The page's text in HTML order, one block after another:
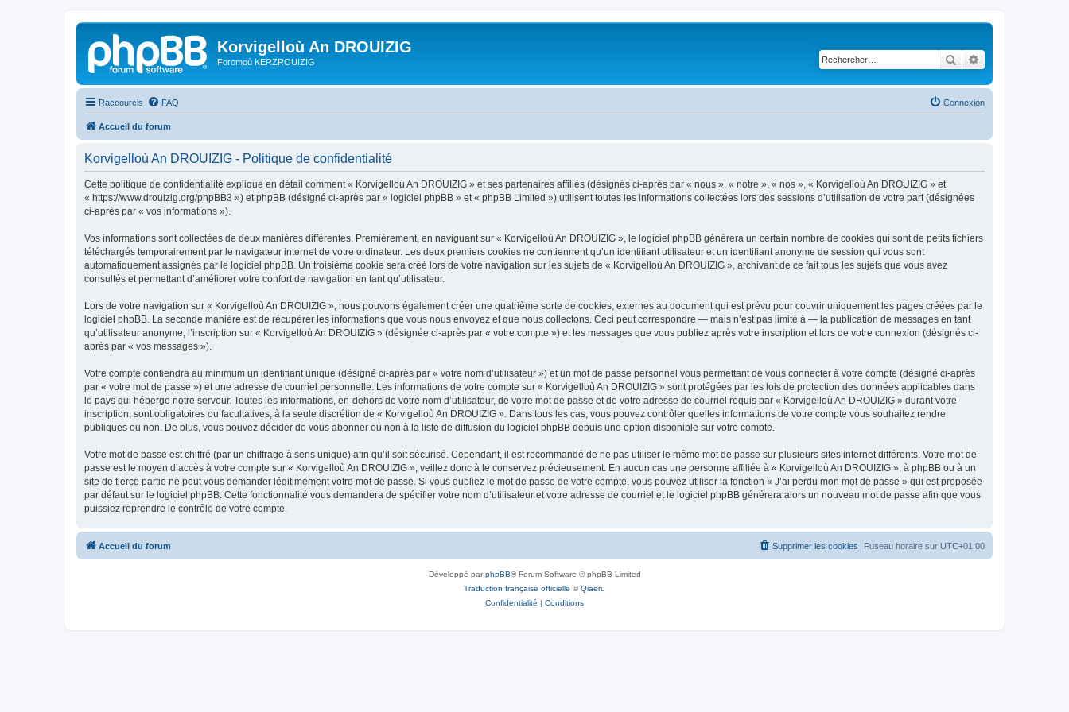
Korvigelloù An DROUIZIG
Foromoù KERZROUIZIG Rechercher
Raccourcis FAQ Connexion
Accueil du forum
Korvigelloù An DROUIZIG - Politique de confidentialité
Cette politique de confidentialité explique en détail comment « Korvigelloù An DROUIZIG » et ses partenaires affiliés (désignés ci-après par « nous », « notre », « nos », « Korvigelloù An DROUIZIG » et
« https://www.drouizig.org/phpBB3 ») et phpBB (désigné ci-après par « logiciel phpBB » et « phpBB Limited ») utilisent toutes les informations collectées lors des sessions d’utilisation de votre part (désignées
ci-après par « vos informations »).
Vos informations sont collectées de deux manières différentes. Premièrement, en naviguant sur « Korvigelloù An DROUIZIG », le logiciel phpBB génèrera un certain nombre de cookies qui sont de petits fichiers
téléchargés temporairement par le navigateur internet de votre ordinateur. Les deux premiers cookies ne contiennent qu’un identifiant utilisateur et un identifiant anonyme de session qui vous sont
automatiquement assignés par le logiciel phpBB. Un troisième cookie sera créé lors de votre navigation sur les sujets de « Korvigelloù An DROUIZIG », archivant de ce fait tous les sujets que vous avez
consultés et permettant d’améliorer votre confort de navigation en tant qu’utilisateur.
Lors de votre navigation sur « Korvigelloù An DROUIZIG », nous pouvons également créer une quatrième sorte de cookies, externes au document qui est prévu pour couvrir uniquement les pages créées par le
logiciel phpBB. La seconde manière est de récupérer les informations que vous nous envoyez et que nous collectons. Ceci peut correspondre — mais n’est pas limité à — la publication de messages en tant
qu’utilisateur anonyme, l’inscription sur « Korvigelloù An DROUIZIG » (désignée ci-après par « votre compte ») et les messages que vous publiez après votre inscription et lors de votre connexion (désignés ci-
après par « vos messages »).
Votre compte contiendra au minimum un identifiant unique (désigné ci-après par « votre nom d’utilisateur ») et un mot de passe personnel vous permettant de vous connecter à votre compte (désigné ci-après
par « votre mot de passe ») et une adresse de courriel personnelle. Les informations de votre compte sur « Korvigelloù An DROUIZIG » sont protégées par les lois de protection des données applicables dans
le pays qui héberge notre serveur. Toutes les informations, en-dehors de votre nom d’utilisateur, de votre mot de passe et de votre adresse de courriel requis par « Korvigelloù An DROUIZIG » durant votre
inscription, sont obligatoires ou facultatives, à la seule discrétion de « Korvigelloù An DROUIZIG ». Dans tous les cas, vous pouvez contrôler quelles informations de votre compte vous souhaitez rendre
publiques ou non. De plus, vous pouvez décider de vous abonner ou non à la liste de diffusion du logiciel phpBB depuis une option disponible sur votre compte.
Votre mot de passe est chiffré (par un chiffrage à sens unique) afin qu’il soit sécurisé. Cependant, il est recommandé de ne pas utiliser le même mot de passe sur plusieurs sites internet différents. Votre mot de
passe est le moyen d’accès à votre compte sur « Korvigelloù An DROUIZIG », veillez donc à le conservez précieusement. En aucun cas une personne affiliée à « Korvigelloù An DROUIZIG », à phpBB ou à un
site de tierce partie ne peut vous demander légitimement votre mot de passe. Si vous oubliez le mot de passe de votre compte, vous pouvez utiliser la fonction « J’ai perdu mon mot de passe » qui est proposée
par défaut sur le logiciel phpBB. Cette fonctionnalité vous demandera de spécifier votre nom d’utilisateur et votre adresse de courriel et le logiciel phpBB générera alors un nouveau mot de passe afin que vous
puissiez reprendre le contrôle de votre compte.
Accueil du forum Fuseau horaire sur UTC+01:00
Supprimer les cookies
Développé parphpBB® Forum Software © phpBB Limited
Traduction française officielle ©Qiaeru
Confidentialité | Conditions